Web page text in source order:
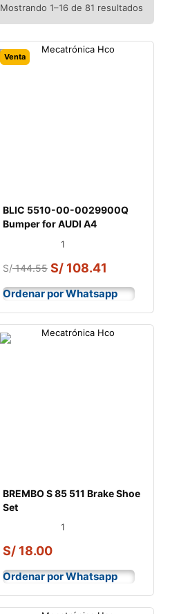
Mostrando 1–16 de 81 resultados
Venta
BLIC 5510-00-0029900Q
Bumper for AUDI A4
1
S/144.55 S/108.41
Ordenar por Whatsapp
BREMBO S 85 511 Brake Shoe
Set
1
S/18.00
Ordenar por Whatsapp